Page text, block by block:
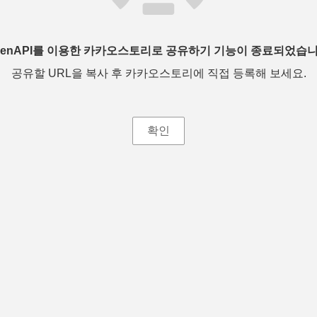
를 이용한 카카오스토리로 공유하기 기능이 종료되었습
공유할 URL을 복사 후 카카오스토리에 직접 등록해 보세요.
확인